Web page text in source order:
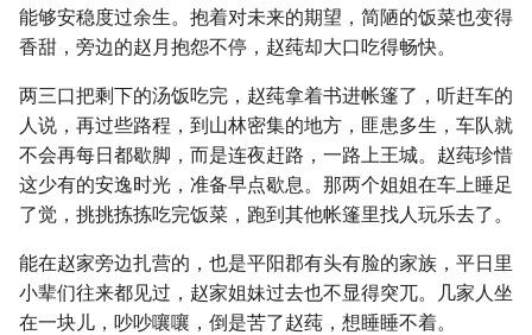
能够安稳度过余生。抱着对未来的期望，简陋的饭菜也变得
香甜，旁边的赵月抱怨不停，赵莼却大口吃得畅快。
两三口把剩下的汤饭吃完，赵莼拿着书进帐篷了，听赶车的
人说，再过些路程，到山林密集的地方，匪患多生，车队就
不会再每日都歇脚，而是连夜赶路，一路上王城。赵莼珍惜
这少有的安逸时光，准备早点歇息。那两个姐姐在车上睡足
了觉，挑挑拣拣吃完饭菜，跑到其他帐篷里找人玩乐去了。
能在赵家旁边扎营的，也是平阳郡有头有脸的家族，平日里
小辈们往来都见过，赵家姐妹过去也不显得突兀。几家人坐
在一块儿，吵吵嚷嚷，倒是苦了赵莼，想睡睡不着。